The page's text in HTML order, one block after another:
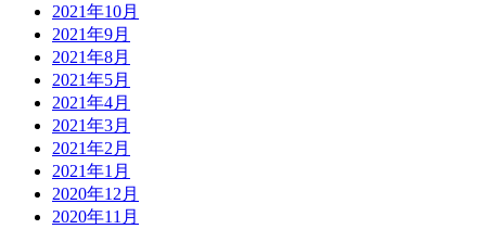
2021年10月
2021年9月
2021年8月
2021年5月
2021年4月
2021年3月
2021年2月
2021年1月
2020年12月
2020年11月